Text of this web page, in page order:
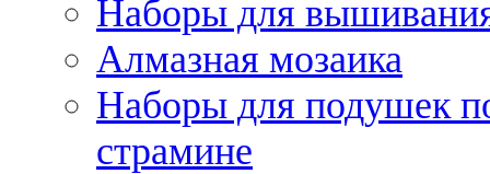
Наборы для
Алмазная мозаика
Наборы для подушек
страмине